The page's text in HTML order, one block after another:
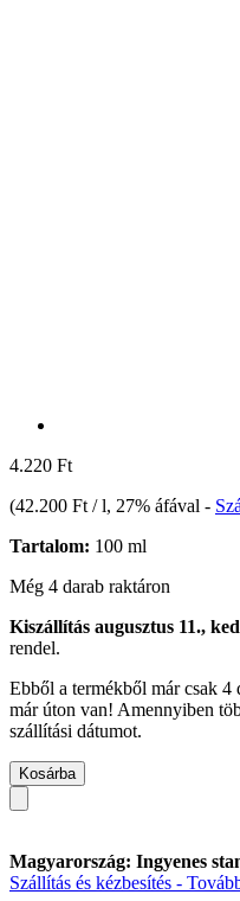
4.220 Ft
(42.200 Ft / l, 27% áfával -
Tartalom: 100 ml
Még 4 darab raktáron
Kiszállítás augusztus 11.,
rendel.
Ebből a termékből már csak
már úton van! Amennyiben
szállítási dátumot.
Kosárba
Magyarország: Ingyenes
Szállítás és kézbesítés -